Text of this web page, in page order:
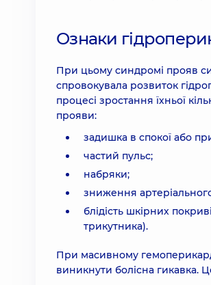
Ознаки
При цьому синдромі прояв
спровокувала розвиток
процесі зростання їхньої
прояви:
задишка в спокої або
частий пульс;
набряки;
зниження
блідість шкірних
трикутника).
При масивному
виникнути болісна гикавка.